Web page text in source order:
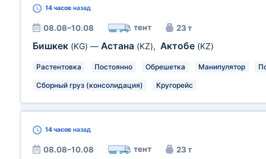
14 часов назад
08.08–10.08 тент 23 т
Бишкек (KG) — Астана (KZ), Актобе (KZ)
Растентовка Постоянно Обрешетка Манипулятор
Сборный груз (консолидация) Кругорейс
14 часов назад
08.08–10.08 тент 23 т